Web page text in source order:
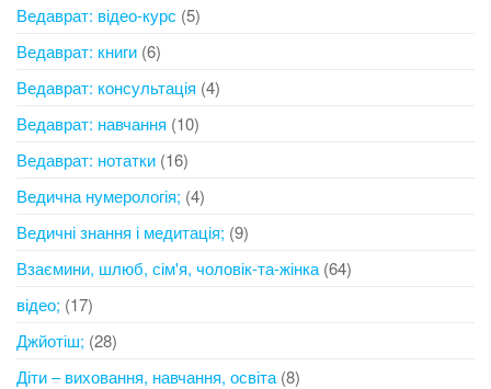
Ведаврат: відео-курс (5)
Ведаврат: книги (6)
Ведаврат: консультація (4)
Ведаврат: навчання (10)
Ведаврат: нотатки (16)
Ведична нумерологія; (4)
Ведичні знання і медитація; (9)
Взаємини, шлюб, сім'я, чоловік-та-жінка (64)
відео; (17)
Джйотіш; (28)
Діти – виховання, навчання, освіта (8)